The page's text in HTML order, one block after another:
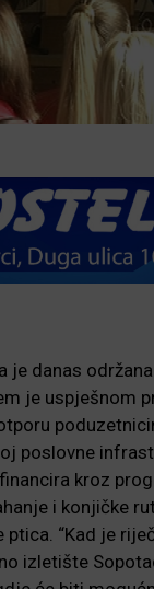
je danas
je uspješnom
poslovne
kroz
i konjičke
ptica. “Kad je
izletište